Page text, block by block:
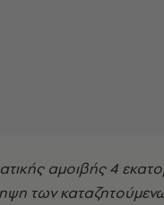
αμοιβής 4
των